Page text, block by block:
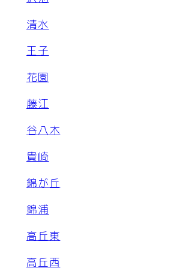
清水
王子
花園
藤江
谷八木
貴崎
錦が丘
錦浦
高丘東
高丘西